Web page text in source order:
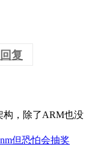
复
构，除了ARM也没
但恐怕会抽奖